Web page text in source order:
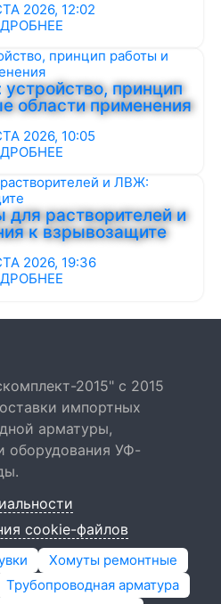
2026, 12:02
принцип
области применения
2026, 10:05
растворителей и
к взрывозащите
2026, 19:36
2015" с 2015
импортных
арматуры,
оборудования УФ-
cookie-файлов
Хомуты ремонтные
Трубопроводная арматура